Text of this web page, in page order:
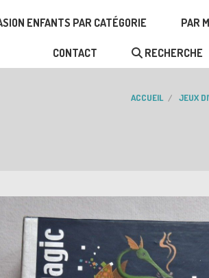
ENFANTS PAR CATÉGORIE PAR
CONTACT RECHERCHE
ACCUEIL JEUX